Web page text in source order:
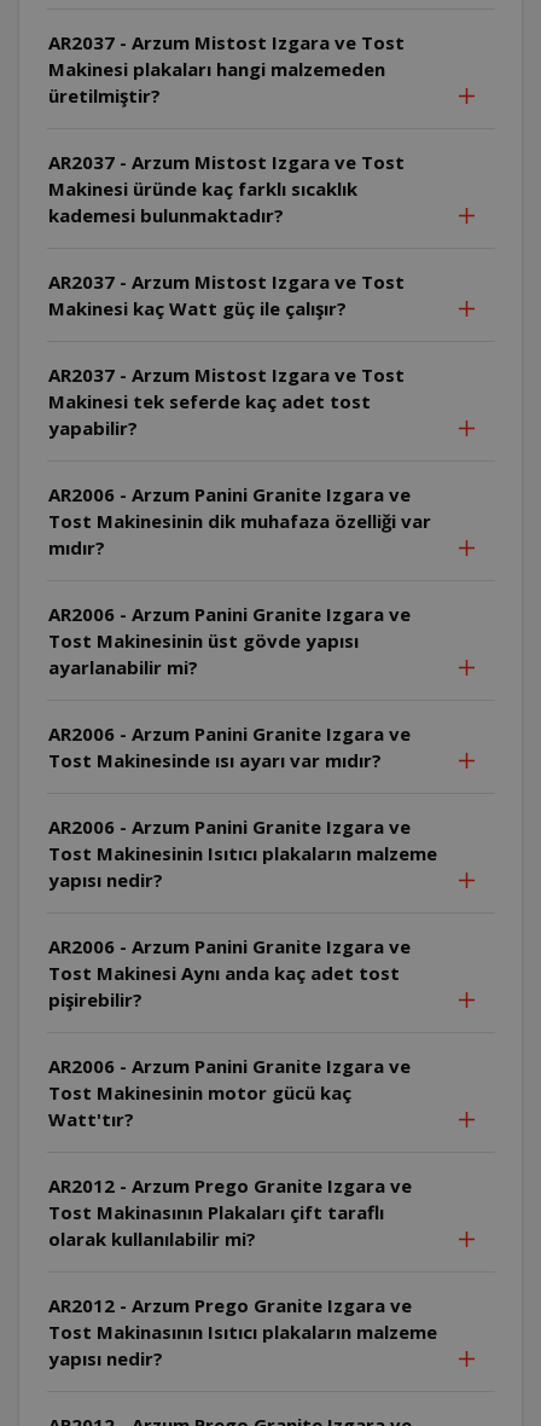
AR2037 - Arzum Mistost Izgara ve Tost
Makinesi plakaları hangi malzemeden
üretilmiştir?
AR2037 - Arzum Mistost Izgara ve Tost
Makinesi üründe kaç farklı sıcaklık
kademesi bulunmaktadır?
AR2037 - Arzum Mistost Izgara ve Tost
Makinesi kaç Watt güç ile çalışır?
AR2037 - Arzum Mistost Izgara ve Tost
Makinesi tek seferde kaç adet tost
yapabilir?
AR2006 - Arzum Panini Granite Izgara ve
Tost Makinesinin dik muhafaza özelliği var
mıdır?
AR2006 - Arzum Panini Granite Izgara ve
Tost Makinesinin üst gövde yapısı
ayarlanabilir mi?
AR2006 - Arzum Panini Granite Izgara ve
Tost Makinesinde ısı ayarı var mıdır?
AR2006 - Arzum Panini Granite Izgara ve
Tost Makinesinin Isıtıcı plakaların malzeme
yapısı nedir?
AR2006 - Arzum Panini Granite Izgara ve
Tost Makinesi Aynı anda kaç adet tost
pişirebilir?
AR2006 - Arzum Panini Granite Izgara ve
Tost Makinesinin motor gücü kaç
Watt'tır?
AR2012 - Arzum Prego Granite Izgara ve
Tost Makinasının Plakaları çift taraflı
olarak kullanılabilir mi?
AR2012 - Arzum Prego Granite Izgara ve
Tost Makinasının Isıtıcı plakaların malzeme
yapısı nedir?